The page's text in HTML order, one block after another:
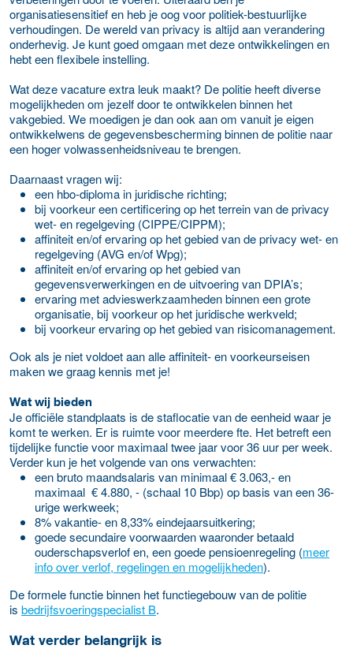
organisatiesensitief en heb je oog voor politiek-bestuurlijke
verhoudingen. De wereld van privacy is altijd aan verandering
onderhevig. Je kunt goed omgaan met deze ontwikkelingen en
hebt een flexibele instelling.
Wat deze vacature extra leuk maakt? De politie heeft diverse
mogelijkheden om jezelf door te ontwikkelen binnen het
vakgebied. We moedigen je dan ook aan om vanuit je eigen
ontwikkelwens de gegevensbescherming binnen de politie naar
een hoger volwassenheidsniveau te brengen.
Daarnaast vragen wij:
een hbo-diploma in juridische richting;
bij voorkeur een certificering op het terrein van de privacy
wet- en regelgeving (CIPPE/CIPPM);
affiniteit en/of ervaring op het gebied van de privacy wet- en
regelgeving (AVG en/of Wpg);
affiniteit en/of ervaring op het gebied van
gegevensverwerkingen en de uitvoering van DPIA’s;
ervaring met advieswerkzaamheden binnen een grote
organisatie, bij voorkeur op het juridische werkveld;
bij voorkeur ervaring op het gebied van risicomanagement.
Ook als je niet voldoet aan alle affiniteit- en voorkeurseisen
maken we graag kennis met je!
Wat wij bieden
Je officiële standplaats is de staflocatie van de eenheid waar je
komt te werken. Er is ruimte voor meerdere fte. Het betreft een
tijdelijke functie voor maximaal twee jaar voor 36 uur per week.
Verder kun je het volgende van ons verwachten:
een bruto maandsalaris van minimaal € 3.063,- en
maximaal € 4.880, - (schaal 10 Bbp) op basis van een 36-
urige werkweek;
8% vakantie- en 8,33% eindejaarsuitkering;
goede secundaire voorwaarden waaronder betaald
ouderschapsverlof en, een goede pensioenregeling (meer
info over verlof, regelingen en mogelijkheden).
De formele functie binnen het functiegebouw van de politie
is bedrijfsvoeringspecialist B.
Wat verder belangrijk is